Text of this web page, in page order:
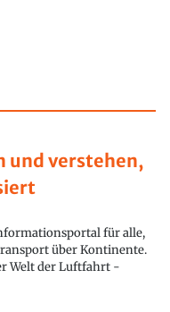
und verstehen,
für alle,
über Kontinente.
Welt der Luftfahrt -